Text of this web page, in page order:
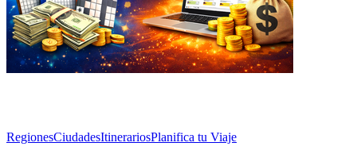
RegionesCiudadesItinerariosPlanifica tu Viaje